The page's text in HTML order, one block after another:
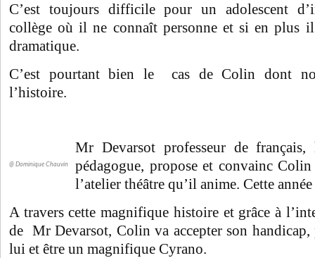
C’est toujours difficile pour un adolescent
collège où il ne connaît personne et si en plus
dramatique.
C’est pourtant bien le cas de Colin dont
l’histoire.
@ Dominique Chauvin
Mr Devarsot professeur de français,
pédagogue, propose et convainc
l’atelier théâtre qu’il anime. Cette
A travers cette magnifique histoire et grâce à
de Mr Devarsot, Colin va accepter son handicap,
lui et être un magnifique Cyrano.